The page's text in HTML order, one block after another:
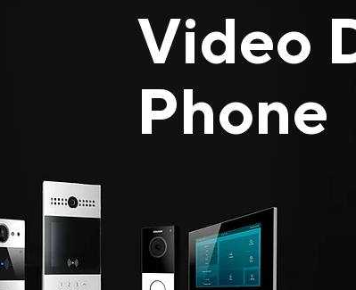
Video
Phone